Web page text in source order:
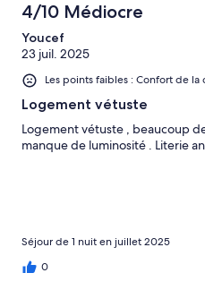
4/10 Médiocre
Youcef
23 juil. 2025
Les points faibles : Confort de la
Logement vétuste
Logement vétuste , beaucoup de
manque de luminosité . Literie
Séjour de 1 nuit en juillet 2025
0